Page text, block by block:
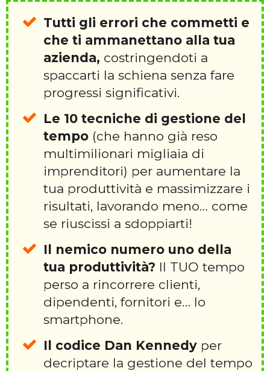
Tutti gli errori che commetti e
che ti ammanettano alla tua
azienda, costringendoti a
spaccarti la schiena senza fare
progressi significativi.
Le 10 tecniche di gestione del
tempo (che hanno già reso
multimilionari migliaia di
imprenditori) per aumentare la
tua produttività e massimizzare i
risultati, lavorando meno… come
se riuscissi a sdoppiarti!
Il nemico numero uno della
tua produttività? Il TUO tempo
perso a rincorrere clienti,
dipendenti, fornitori e… lo
smartphone.
Il codice Dan Kennedy per
decriptare la gestione del tempo